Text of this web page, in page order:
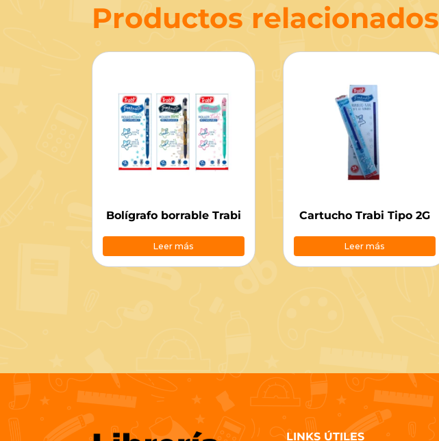
Productos relacionados
Bolígrafo borrable Trabi
Leer más
Cartucho Trabi Tipo 2G
Leer más
LINKS ÚTILES